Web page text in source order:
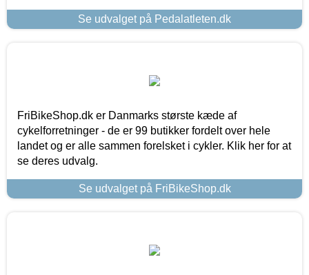
Se udvalget på Pedalatleten.dk
FriBikeShop.dk er Danmarks største kæde af
cykelforretninger - de er 99 butikker fordelt over hele
landet og er alle sammen forelsket i cykler. Klik her for at
se deres udvalg.
Se udvalget på FriBikeShop.dk